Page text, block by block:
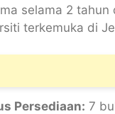
selama 2 tahun
terkemuka di
Persediaan: 7